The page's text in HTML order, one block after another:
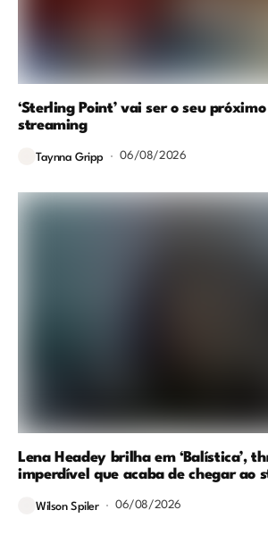
‘Sterling Point’ vai ser o seu
streaming
Taynna Gripp 06/08/2026
Lena Headey brilha em ‘Balística’,
imperdível que acaba de chegar ao
Wilson Spiler 06/08/2026